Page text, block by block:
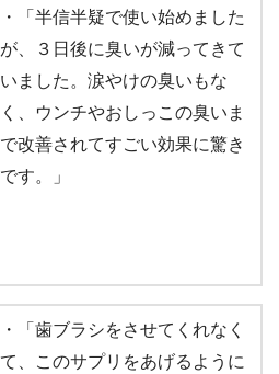
・「半信半疑で使い始めました
が、３日後に臭いが減ってきて
いました。涙やけの臭いもな
く、ウンチやおしっこの臭いま
で改善されてすごい効果に驚き
です。」
・「歯ブラシをさせてくれなく
て、このサプリをあげるように